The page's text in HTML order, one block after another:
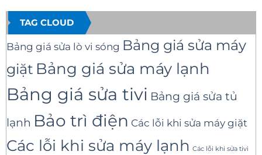
TAG CLOUD
Bảng giá sửa lò vi sóng Bảng giá sửa máy
giặt Bảng giá sửa máy lạnh
Bảng giá sửa tivi Bảng giá sửa tủ
lạnh Bảo trì điện Các lỗi khi sửa máy giặt
Các lỗi khi sửa máy lạnh Các lỗi khi sửa tivi